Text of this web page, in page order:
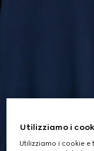
Utilizziamo i
Utilizziamo i cookie